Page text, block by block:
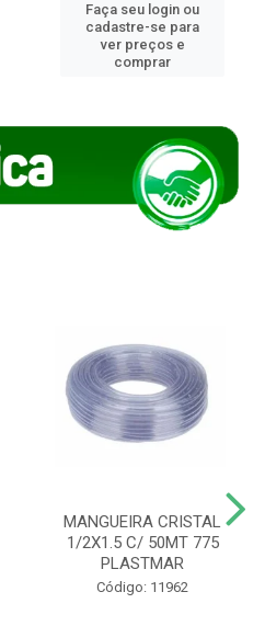
Faça seu login ou
cadastre-se para
ver preços e
comprar
MANGUEIRA CRISTAL
1/2X1.5 C/ 50MT 775
PLASTMAR
Código: 11962